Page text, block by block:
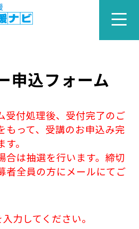
申込フォーム
受付処理後、受付完了のご
もって、受講のお申込み完
。
は抽選を行います。締切
者全員の方にメールにてご
力してください。